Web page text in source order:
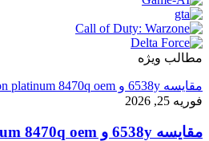
مطالب ویژه
مقایسه 6538y و intel xeon platinum 8470q oem
فوریه 25, 2026
مقایسه 6538y و intel xeon platinum 8470q oem